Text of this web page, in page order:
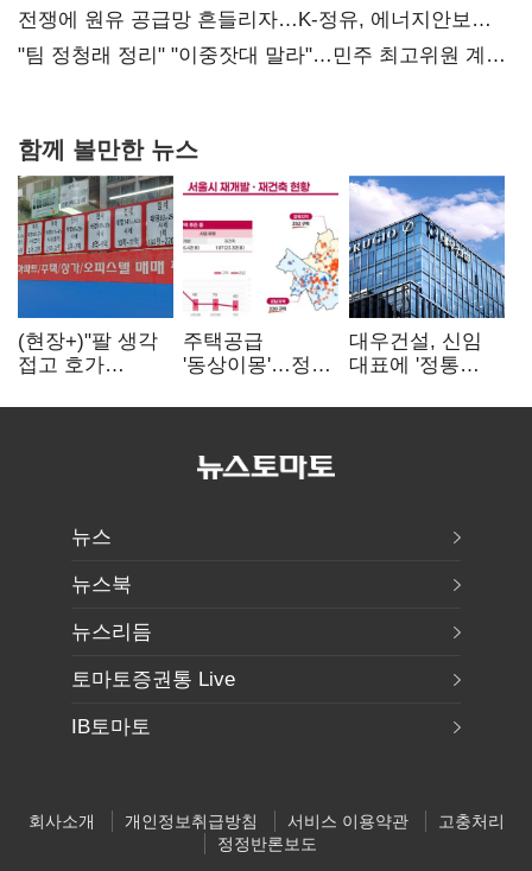
때리기
전쟁에 원유 공급망 흔들리자…K-정유, 에너지안보
핵심으로 재부상
"팀 정청래 정리" "이중잣대 말라"…민주 최고위원 계파
함께 볼만한 뉴스
(현장+)"팔 생각
접고 호가
똘똘한 한 채'
주택공급
'동상이몽'…정부
없으면 '공수표'
대우건설, 신임
대표에 '정통
부사장 내정
뉴스
뉴스북
뉴스리듬
토마토증권통 Live
IB토마토
회사소개 개인정보취급방침 서비스 이용약관
고충처리
정정반론보도